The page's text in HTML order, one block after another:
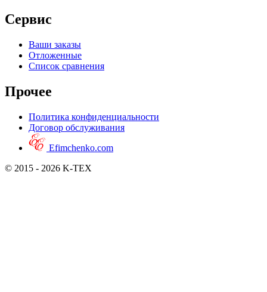
Сервис
Ваши заказы
Отложенные
Список сравнения
Прочее
Политика конфиденциальности
Договор обслуживания
Efimchenko.com
© 2015 - 2026 K-TEX